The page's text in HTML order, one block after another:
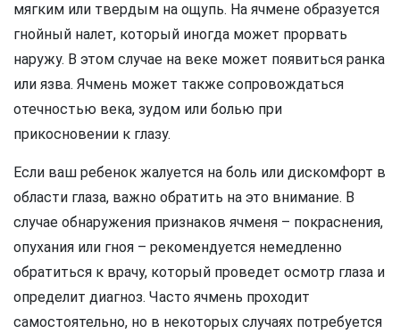
мягким или твердым на ощупь. На ячмене образуется
гнойный налет, который иногда может прорвать
наружу. В этом случае на веке может появиться ранка
или язва. Ячмень может также сопровождаться
отечностью века, зудом или болью при
прикосновении к глазу.
Если ваш ребенок жалуется на боль или дискомфорт в
области глаза, важно обратить на это внимание. В
случае обнаружения признаков ячменя – покраснения,
опухания или гноя – рекомендуется немедленно
обратиться к врачу, который проведет осмотр глаза и
определит диагноз. Часто ячмень проходит
самостоятельно, но в некоторых случаях потребуется